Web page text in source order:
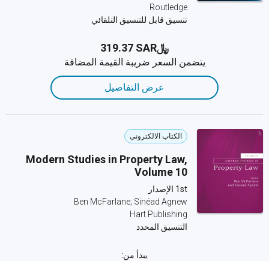
Routledge
تنسيق قابل للتنسيق التلقائي
﷼‎319.37 SAR
يتضمن السعر ضريبة القيمة المضافة
عرض التفاصيل
الكتاب الالكتروني
Modern Studies in Property Law,
Volume 10
1st الإصدار
Ben McFarlane; Sinéad Agnew
Hart Publishing
التنسيق المحدد
يبدأ من: